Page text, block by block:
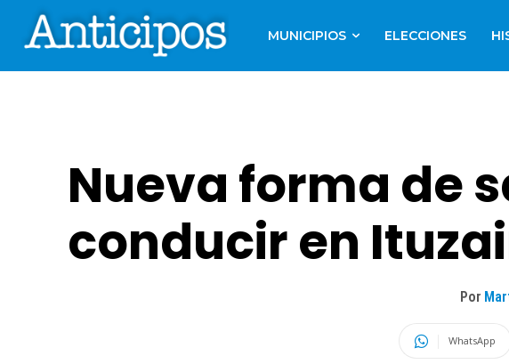
MUNICIPIOS ELECCIONES
Nueva forma de
conducir en
Por
WhatsApp